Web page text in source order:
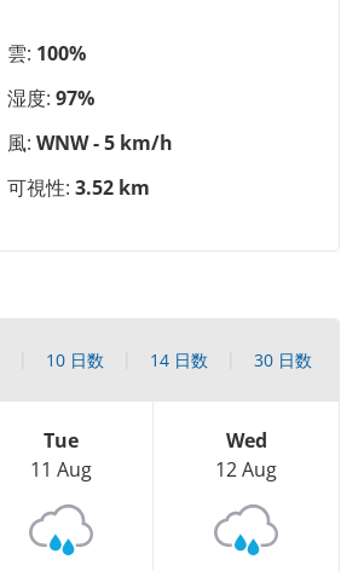
雲: 100%
湿度: 97%
風: WNW - 5 km/h
可視性: 3.52 km
10 日数 14 日数 30 日数
Tue
11 Aug
Wed
12 Aug